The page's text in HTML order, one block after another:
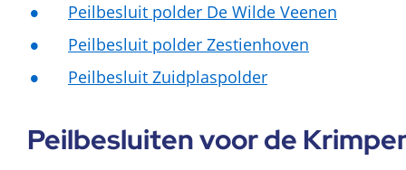
Peilbesluit polder De Wilde Veenen
Peilbesluit polder Zestienhoven
Peilbesluit Zuidplaspolder
Peilbesluiten voor de